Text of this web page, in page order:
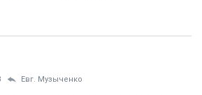
Евг. Музыченко